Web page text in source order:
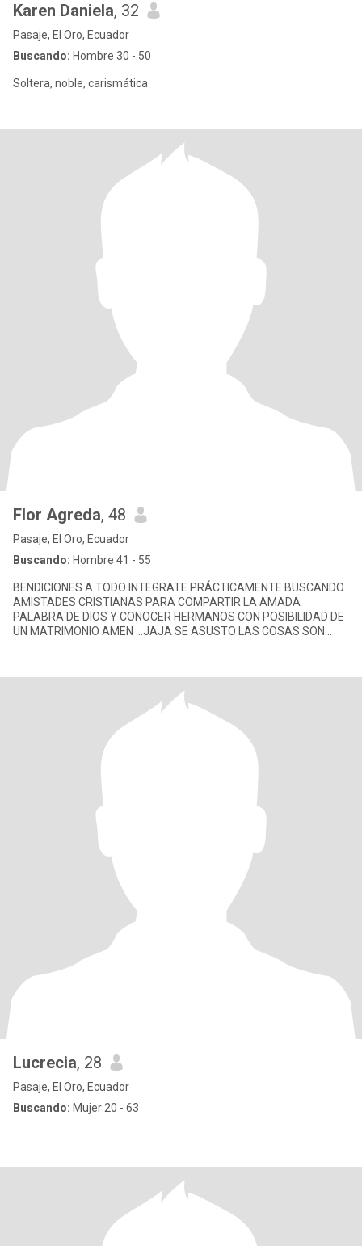
Karen Daniela, 32
Pasaje, El Oro, Ecuador
Buscando: Hombre 30 - 50
Soltera, noble, carismática
Flor Agreda, 48
Pasaje, El Oro, Ecuador
Buscando: Hombre 41 - 55
BENDICIONES A TODO INTEGRATE PRÁCTICAMENTE BUSCANDO
AMISTADES CRISTIANAS PARA COMPARTIR LA AMADA
PALABRA DE DIOS Y CONOCER HERMANOS CON POSIBILIDAD DE
UN MATRIMONIO AMEN ...JAJA SE ASUSTO LAS COSAS SON
Lucrecia, 28
Pasaje, El Oro, Ecuador
Buscando: Mujer 20 - 63